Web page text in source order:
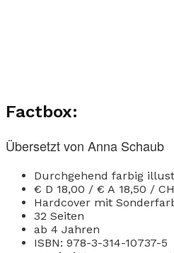
Factbox:
Übersetzt von Anna Schaub
Durchgehend farbig
€ D 18,00 / € A 18,50 /
Hardcover mit
32 Seiten
ab 4 Jahren
ISBN: 978-3-314-10737-5